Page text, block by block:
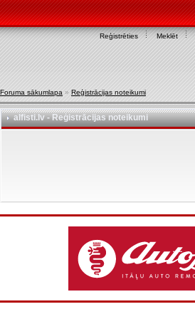
Reģistrēties Meklēt
Foruma sākumlapa » Reģistrācijas noteikumi
alfisti.lv - Reģistrācijas noteikumi